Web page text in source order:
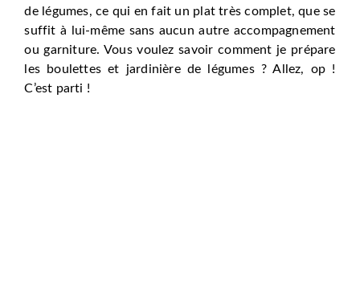
de légumes, ce qui en fait un plat très complet, que se
suffit à lui-même sans aucun autre accompagnement
ou garniture. Vous voulez savoir comment je prépare
les boulettes et jardinière de légumes ? Allez, op !
C’est parti !